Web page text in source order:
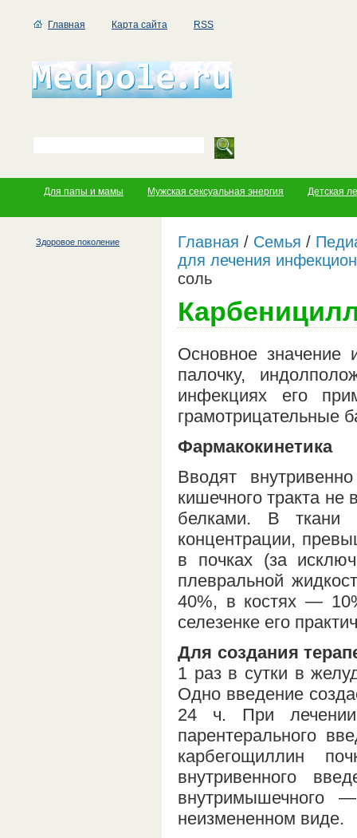
Главная Карта сайта RSS
Для папы и мамы Мужская сексуальная энергия Детская
Здоровое поколение Главная / Семья /
для лечения
соль
Основное значение
палочку,
инфекциях его
грамотрицательные
Фармакокинетика
Вводят
кишечного тракта не
белками. В ткани
концентрации,
в почках (за
плевральной
40%, в костях —
селезенке его
Для создания
1 раз в сутки в
Одно введение
24 ч. При лечении
парентерального
карбегощиллин
внутривенного
неизмененном виде.